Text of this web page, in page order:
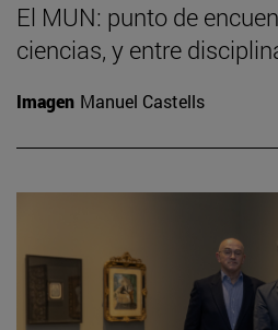
El MUN: punto de
ciencias, y entre
Imagen Manuel Castells